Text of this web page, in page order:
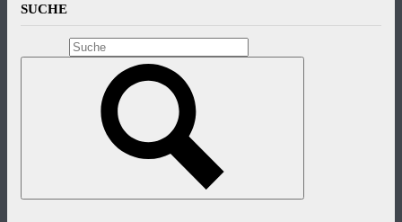
SUCHE